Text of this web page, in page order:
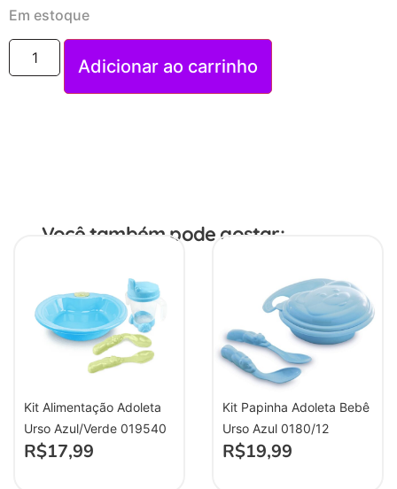
Em estoque
Adicionar ao carrinho
Você também pode gostar:
Kit Alimentação Adoleta
Urso Azul/Verde 019540
R$17,99
Kit Papinha Adoleta Bebê
Urso Azul 0180/12
R$19,99